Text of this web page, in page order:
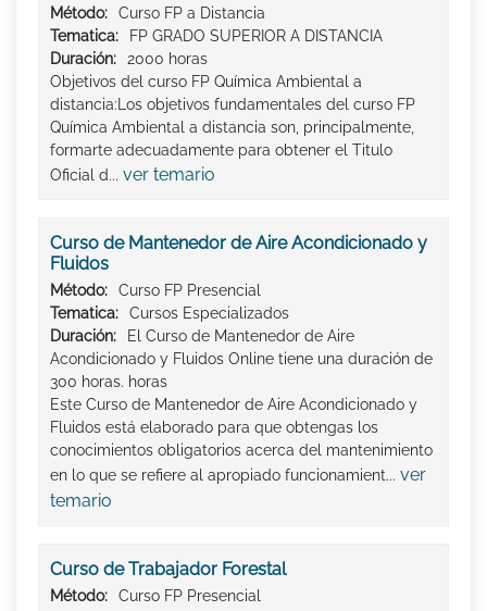
Método:
Curso FP a Distancia
Tematica:
FP GRADO SUPERIOR A DISTANCIA
Duración:
2000 horas
Objetivos del curso FP Química Ambiental a
distancia:Los objetivos fundamentales del curso FP
Química Ambiental a distancia son, principalmente,
formarte adecuadamente para obtener el Titulo
Oficial d... ver temario
Curso de Mantenedor de Aire Acondicionado y
Fluidos
Método:
Curso FP Presencial
Tematica:
Cursos Especializados
Duración:
El Curso de Mantenedor de Aire
Acondicionado y Fluidos Online tiene una duración de
300 horas. horas
Este Curso de Mantenedor de Aire Acondicionado y
Fluidos está elaborado para que obtengas los
conocimientos obligatorios acerca del mantenimiento
en lo que se refiere al apropiado funcionamient... ver
temario
Curso de Trabajador Forestal
Método:
Curso FP Presencial